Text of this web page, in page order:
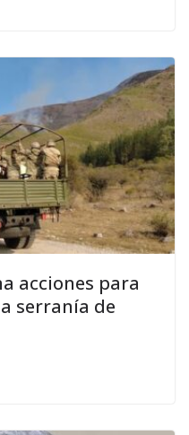
acciones para
serranía de